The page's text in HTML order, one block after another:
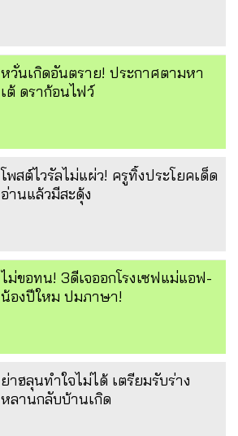
หวั่นเกิดอันตราย! ประกาศตามหา
เต้ ดราก้อนไฟว์
โพสต์ไวรัลไม่แผ่ว! ครูทิ้งประโยคเด็ด
อ่านแล้วมีสะดุ้ง
ไม่ขอทน! 3ดีเจออกโรงเซฟแม่แอฟ-
น้องปีใหม ปมภาษา!
ย่าฮลุนทำใจไม่ได้ เตรียมรับร่าง
หลานกลับบ้านเกิด